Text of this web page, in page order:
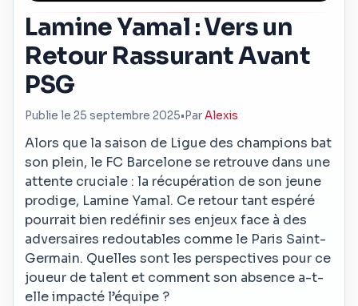
Lamine Yamal : Vers un
Retour Rassurant Avant
PSG
Publie le 25 septembre 2025• ParAlexis
Alors que la saison de Ligue des champions bat
son plein, le FC Barcelone se retrouve dans une
attente cruciale : la récupération de son jeune
prodige, Lamine Yamal. Ce retour tant espéré
pourrait bien redéfinir ses enjeux face à des
adversaires redoutables comme le Paris Saint-
Germain. Quelles sont les perspectives pour ce
joueur de talent et comment son absence a-t-
elle impacté l’équipe ?